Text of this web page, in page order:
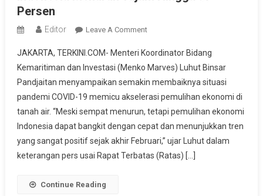
Persen
Editor Leave A CommentOn
:
Kasus
Harian
Covid-
19
Di
Indonesia
Menurun
JAKARTA, TERKINI.COM- Menteri Koordinator Bidang
Kemaritiman dan Investasi (Menko Marves) Luhut Binsar
Pandjaitan menyampaikan semakin membaiknya situasi
pandemi COVID-19 memicu akselerasi pemulihan ekonomi di
tanah air. “Meski sempat menurun, tetapi pemulihan ekonomi
Indonesia dapat bangkit dengan cepat dan menunjukkan tren
yang sangat positif sejak akhir Februari,” ujar Luhut dalam
keterangan pers usai Rapat Terbatas (Ratas) […]
Continue Reading